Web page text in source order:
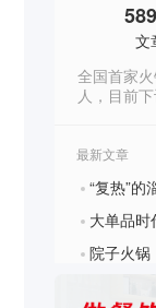
589
文
全国首家
人，目前
最新文章
? “复热”的
? 大单品时
? 院子火锅